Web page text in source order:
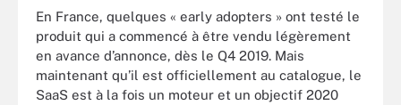
En France, quelques « early adopters » ont testé le
produit qui a commencé à être vendu légèrement
en avance d’annonce, dès le Q4 2019. Mais
maintenant qu’il est officiellement au catalogue, le
SaaS est à la fois un moteur et un objectif 2020